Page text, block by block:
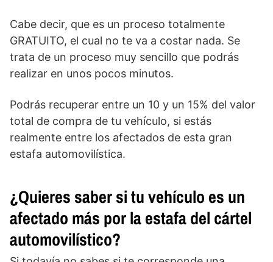
Cabe decir, que es un proceso totalmente
GRATUITO, el cual no te va a costar nada. Se
trata de un proceso muy sencillo que podrás
realizar en unos pocos minutos.
Podrás recuperar entre un 10 y un 15% del valor
total de compra de tu vehículo, si estás
realmente entre los afectados de esta gran
estafa automovilística.
¿Quieres saber si tu vehículo es un
afectado más por la estafa del cártel
automovilístico?